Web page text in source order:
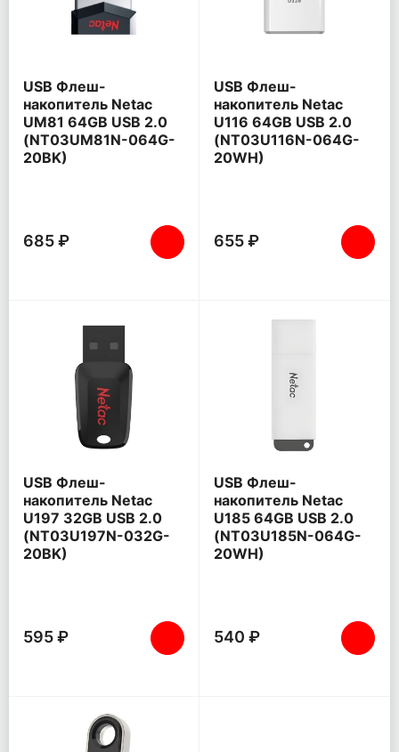
USB Флеш-
накопитель Netac
UM81 64GB USB 2.0
(NT03UM81N-064G-
20BK)
685 ₽
USB Флеш-
накопитель Netac
U116 64GB USB 2.0
(NT03U116N-064G-
20WH)
655 ₽
USB Флеш-
накопитель Netac
U197 32GB USB 2.0
(NT03U197N-032G-
20BK)
595 ₽
USB Флеш-
накопитель Netac
U185 64GB USB 2.0
(NT03U185N-064G-
20WH)
540 ₽